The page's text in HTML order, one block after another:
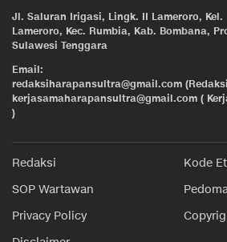
Jl. Saluran Irigasi, Lingk. II Lameroro, Kel.
Lameroro, Kec. Rumbia, Kab. Bombana,
Sulawesi Tenggara
Email:
redaksiharapansultra@gmail.com
kerjasamaharapansultra@gmail.com (
)
Redaksi
Kode
SOP Wartawan
Privacy Policy